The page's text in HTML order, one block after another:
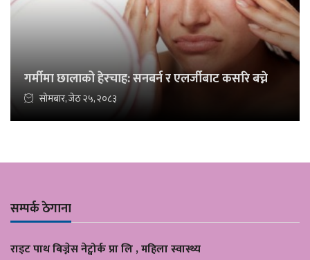
गर्मीमा छालाको हेरचाह: सनबर्न र एलर्जीबाट कसरि बच्ने
सोमबार, जेठ २५, २०८३
सम्पर्क ठेगाना
राइट पाथ बिज्नेस नेट्वोर्क प्रा लि , महिला स्वास्थ्य